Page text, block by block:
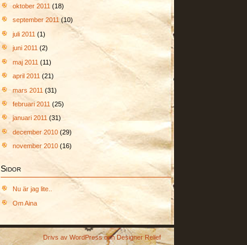
oktober 2011 (18)
september 2011 (10)
juli 2011 (1)
juni 2011 (2)
maj 2011 (11)
april 2011 (21)
mars 2011 (31)
februari 2011 (25)
januari 2011 (31)
december 2010 (29)
november 2010 (16)
Sidor
Nu är jag lite..
Om Aina
Drivs av WordPressoch Designer Relief